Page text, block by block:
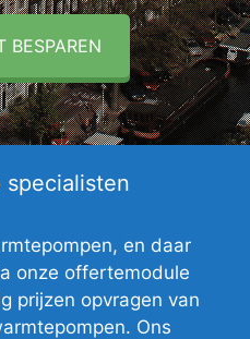
BESPAREN
specialisten
en daar
onze offertemodule
prijzen opvragen van
Ons